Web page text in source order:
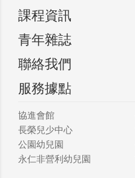
課程資訊
青年雜誌
聯絡我們
服務據點
協進會館
長榮兒少中心
公園幼兒園
永仁非營利幼兒園